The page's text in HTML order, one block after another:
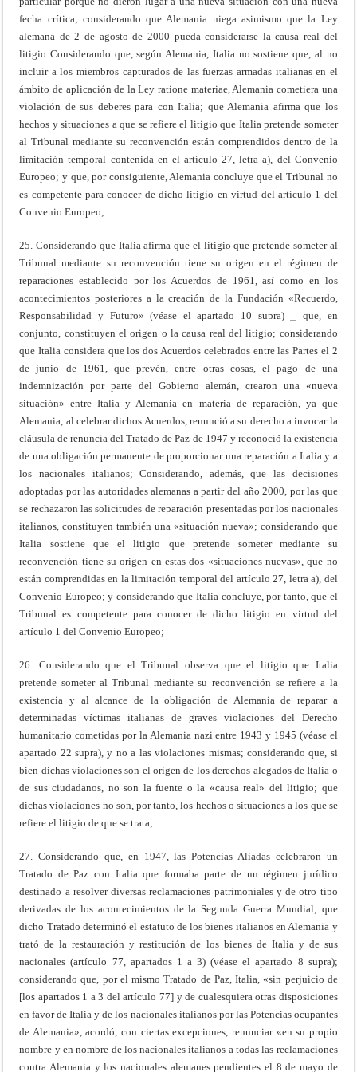
fecha crítica; considerando que Alemania niega asimismo que la Ley
alemana de 2 de agosto de 2000 pueda considerarse la causa real del
litigio Considerando que, según Alemania, Italia no sostiene que, al no
incluir a los miembros capturados de las fuerzas armadas italianas en el
ámbito de aplicación de la Ley ratione materiae, Alemania cometiera una
violación de sus deberes para con Italia; que Alemania afirma que los
hechos y situaciones a que se refiere el litigio que Italia pretende someter
al Tribunal mediante su reconvención están comprendidos dentro de la
limitación temporal contenida en el artículo 27, letra a), del Convenio
Europeo; y que, por consiguiente, Alemania concluye que el Tribunal no
es competente para conocer de dicho litigio en virtud del artículo 1 del
Convenio Europeo;
25. Considerando que Italia afirma que el litigio que pretende someter al
Tribunal mediante su reconvención tiene su origen en el régimen de
reparaciones establecido por los Acuerdos de 1961, así como en los
acontecimientos posteriores a la creación de la Fundación «Recuerdo,
Responsabilidad y Futuro» (véase el apartado 10 supra) ⎯ que, en
conjunto, constituyen el origen o la causa real del litigio; considerando
que Italia considera que los dos Acuerdos celebrados entre las Partes el 2
de junio de 1961, que prevén, entre otras cosas, el pago de una
indemnización por parte del Gobierno alemán, crearon una «nueva
situación» entre Italia y Alemania en materia de reparación, ya que
Alemania, al celebrar dichos Acuerdos, renunció a su derecho a invocar la
cláusula de renuncia del Tratado de Paz de 1947 y reconoció la existencia
de una obligación permanente de proporcionar una reparación a Italia y a
los nacionales italianos; Considerando, además, que las decisiones
adoptadas por las autoridades alemanas a partir del año 2000, por las que
se rechazaron las solicitudes de reparación presentadas por los nacionales
italianos, constituyen también una «situación nueva»; considerando que
Italia sostiene que el litigio que pretende someter mediante su
reconvención tiene su origen en estas dos «situaciones nuevas», que no
están comprendidas en la limitación temporal del artículo 27, letra a), del
Convenio Europeo; y considerando que Italia concluye, por tanto, que el
Tribunal es competente para conocer de dicho litigio en virtud del
artículo 1 del Convenio Europeo;
26. Considerando que el Tribunal observa que el litigio que Italia
pretende someter al Tribunal mediante su reconvención se refiere a la
existencia y al alcance de la obligación de Alemania de reparar a
determinadas víctimas italianas de graves violaciones del Derecho
humanitario cometidas por la Alemania nazi entre 1943 y 1945 (véase el
apartado 22 supra), y no a las violaciones mismas; considerando que, si
bien dichas violaciones son el origen de los derechos alegados de Italia o
de sus ciudadanos, no son la fuente o la «causa real» del litigio; que
dichas violaciones no son, por tanto, los hechos o situaciones a los que se
refiere el litigio de que se trata;
27. Considerando que, en 1947, las Potencias Aliadas celebraron un
Tratado de Paz con Italia que formaba parte de un régimen jurídico
destinado a resolver diversas reclamaciones patrimoniales y de otro tipo
derivadas de los acontecimientos de la Segunda Guerra Mundial; que
dicho Tratado determinó el estatuto de los bienes italianos en Alemania y
trató de la restauración y restitución de los bienes de Italia y de sus
nacionales (artículo 77, apartados 1 a 3) (véase el apartado 8 supra);
considerando que, por el mismo Tratado de Paz, Italia, «sin perjuicio de
[los apartados 1 a 3 del artículo 77] y de cualesquiera otras disposiciones
en favor de Italia y de los nacionales italianos por las Potencias ocupantes
de Alemania», acordó, con ciertas excepciones, renunciar «en su propio
nombre y en nombre de los nacionales italianos a todas las reclamaciones
contra Alemania y los nacionales alemanes pendientes el 8 de mayo de